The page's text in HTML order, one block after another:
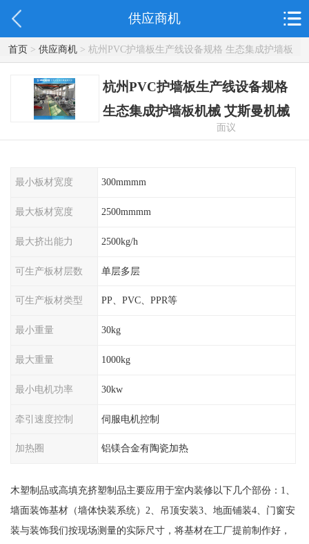
供应商机
首页> 供应商机> 杭州PVC护墙板生产线设备规格 生态集成护墙板
机械 艾斯曼机械
杭州PVC护墙板生产线设备规格
生态集成护墙板机械 艾斯曼机械
面议
最小板材宽度 300mmmm
最大板材宽度 2500mmmm
最大挤出能力 2500kg/h
可生产板材层数 单层多层
可生产板材类型 PP、PVC、PPR等
最小重量 30kg
最大重量 1000kg
最小电机功率 30kw
牵引速度控制 伺服电机控制
加热圈 铝镁合金有陶瓷加热
木塑制品或高填充挤塑制品主要应用于室内装修以下几个部份：1、
墙面装饰基材（墙体快装系统）2、吊顶安装3、地面铺装4、门窗安
装与装饰我们按现场测量的实际尺寸，将基材在工厂提前制作好，